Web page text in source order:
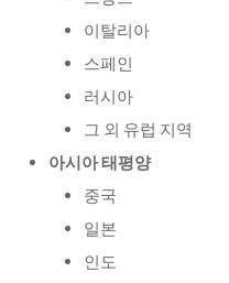
이탈리아
스페인
러시아
그 외 유럽 지역
아시아 태평양
중국
일본
인도